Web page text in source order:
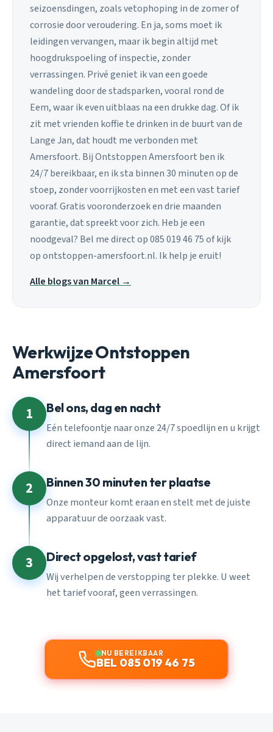
seizoensdingen, zoals vetophoping in de zomer of
corrosie door veroudering. En ja, soms moet ik
leidingen vervangen, maar ik begin altijd met
hoogdrukspoeling of inspectie, zonder
verrassingen. Privé geniet ik van een goede
wandeling door de stadsparken, vooral rond de
Eem, waar ik even uitblaas na een drukke dag. Of ik
zit met vrienden koffie te drinken in de buurt van de
Lange Jan, dat houdt me verbonden met
Amersfoort. Bij Ontstoppen Amersfoort ben ik
24/7 bereikbaar, en ik sta binnen 30 minuten op de
stoep, zonder voorrijkosten en met een vast tarief
vooraf. Gratis vooronderzoek en drie maanden
garantie, dat spreekt voor zich. Heb je een
noodgeval? Bel me direct op 085 019 46 75 of kijk
op ontstoppen-amersfoort.nl. Ik help je eruit!
Alle blogs van Marcel →
Werkwijze Ontstoppen
Amersfoort
1 Bel ons, dag en nacht
Eén telefoontje naar onze 24/7 spoedlijn en u krijgt
direct iemand aan de lijn.
2 Binnen 30 minuten ter plaatse
Onze monteur komt eraan en stelt met de juiste
apparatuur de oorzaak vast.
3 Direct opgelost, vast tarief
Wij verhelpen de verstopping ter plekke. U weet
het tarief vooraf, geen verrassingen.
NU BEREIKBAAR
BEL 085 019 46 75